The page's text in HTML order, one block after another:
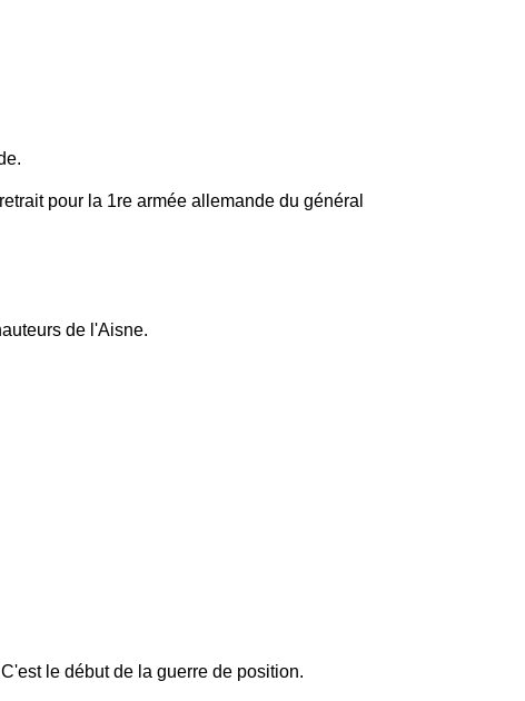
pour la 1re armée allemande du général
de l'Aisne.
le début de la guerre de position.